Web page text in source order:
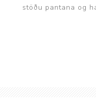
stöðu pantana og